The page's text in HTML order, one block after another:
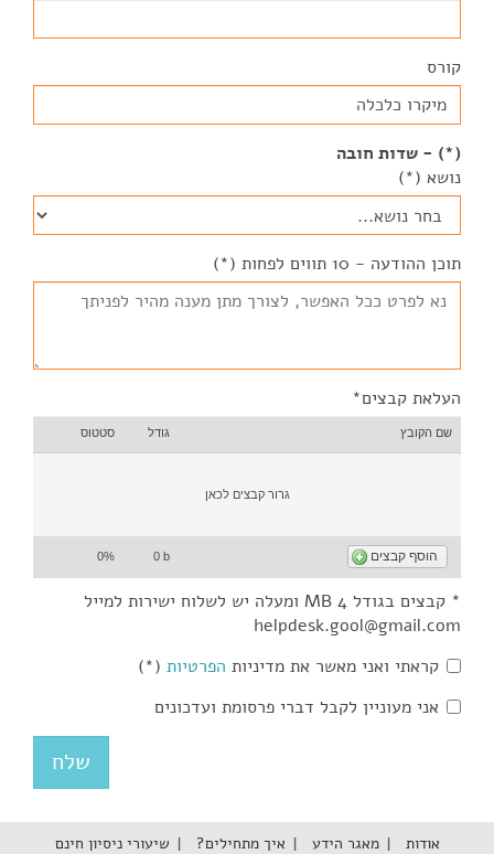
קורס
(*) - שדות חובה
נושא (*)
תוכן ההודעה - 10 תווים לפחות (*)
העלאת קבצים*
שם הקובץ סטטוס גודל
גרור קבצים לכאן
הוסף קבצים 0% 0 b
* קבצים בגודל 4 MB ומעלה יש לשלוח ישירות למייל
helpdesk.gool@gmail.com
קראתי ואני מאשר את מדיניות הפרטיות (*)
אני מעוניין לקבל דברי פרסומת ועדכונים
אודות מאגר הידע איך מתחילים? שיעורי ניסיון חינם